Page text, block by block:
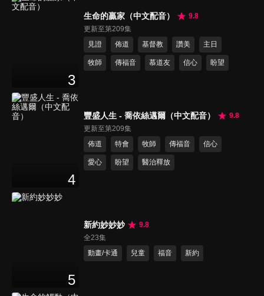
3
生命的贏家（中文配音）
9.8
更新至第209集
見證
佈道 基督教 讚美 主日
牧師 傳福音 慕道友 信心 盼望
4
豐盛人生 - 喬依絲邁爾（中文配音）
9.8
更新至第209集
佈道
特會 牧師 傳福音 信心
愛心 盼望 醫治釋放
5
新約妙妙妙
9.8
全23集
動畫/卡通
兒童 福音 新約